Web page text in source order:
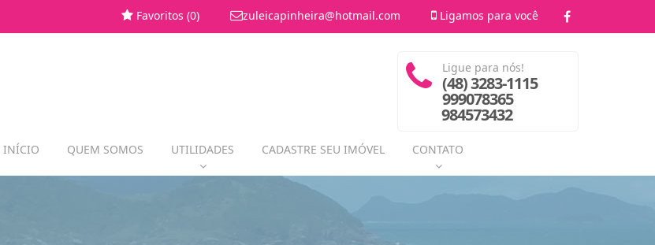
Ligamos para você
zuleicapinheira@hotmail.com
Favoritos (0)
INÍCIO QUEM SOMOS UTILIDADES CADASTRE SEU IMÓVEL CONTATO
Ligue para nós!
(48) 3283-1115
999078365
984573432